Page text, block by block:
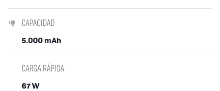
CAPACIDAD
5.000 mAh
CARGA RÁPIDA
67 W